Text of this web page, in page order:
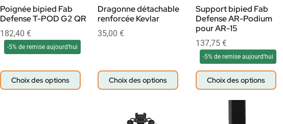
Poignée bipied Fab
Defense T-POD G2 QR
182,40 €
-5% de remise aujourd'hui
Choix des options
Dragonne détachable
renforcée Kevlar
35,00€
Choix des options
Support bipied Fab
Defense AR-Podium
pour AR-15
137,75 €
-5% de remise aujourd'hui
Choix des options